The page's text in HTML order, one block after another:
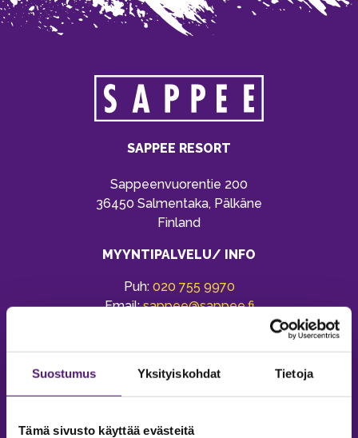
Suostumus Yksityiskohdat Tietoja
Tämä sivusto käyttää evästeitä
SAPPEE RESORT
Sappeenvuorentie 200
36450 Salmentaka, Pälkäne
Finland
MYYNTIPALVELU/ INFO
Puh: 020 755 9970
Email:sappee@sappee.fi